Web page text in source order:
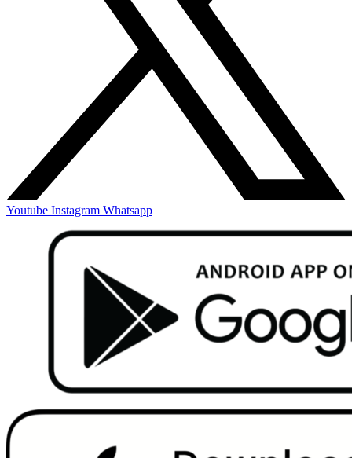
Youtube Instagram Whatsapp